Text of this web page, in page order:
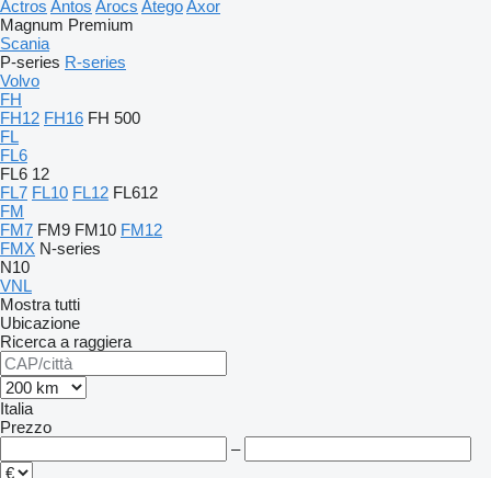
Actros Antos Arocs AtegoAxor
Magnum Premium
Scania
P-series R-series
Volvo
FH
FH12 FH16 FH 500
FL
FL6
FL6 12
FL7 FL10 FL12 FL612
FM
FM7 FM9 FM10 FM12
FMX N-series
N10
VNL
Mostra tutti
Ubicazione
Ricerca a raggiera
Italia
Prezzo
–